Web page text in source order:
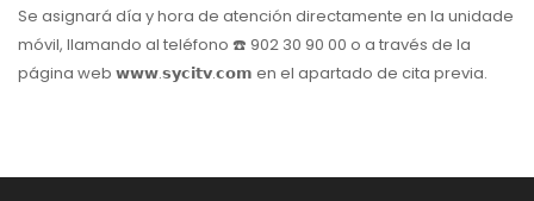
Se asignará día y hora de atención directamente en la unidade
móvil, llamando al teléfono ☎️ 902 30 90 00 o a través de la
página web 𝘄𝘄𝘄.𝘀𝘆𝗰𝗶𝘁𝘃.𝗰𝗼𝗺 en el apartado de cita previa.